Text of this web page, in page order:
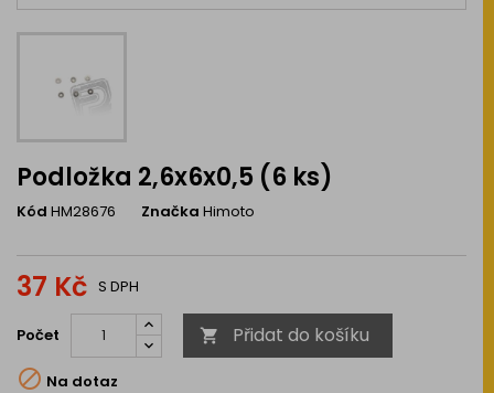
Podložka 2,6x6x0,5 (6 ks)
Kód HM28676 Značka Himoto
37 Kč S DPH
Počet  Přidat do košíku
 Na dotaz